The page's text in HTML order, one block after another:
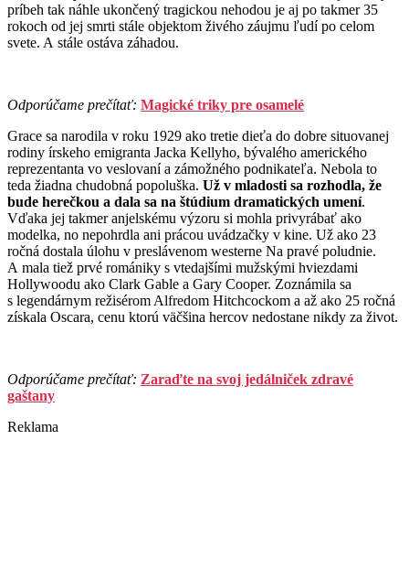
príbeh tak náhle ukončený tragickou nehodou je aj po takmer 35
rokoch od jej smrti stále objektom živého záujmu ľudí po celom
svete. A stále ostáva záhadou.
Odporúčame prečítať: Magické triky pre osamelé
Grace sa narodila v roku 1929 ako tretie dieťa do dobre situovanej
rodiny írskeho emigranta Jacka Kellyho, bývalého amerického
reprezentanta vo veslovaní a zámožného podnikateľa. Nebola to
teda žiadna chudobná popoluška. Už v mladosti sa rozhodla, že
bude herečkou a dala sa na štúdium dramatických umení.
Vďaka jej takmer anjelskému výzoru si mohla privyrábať ako
modelka, no nepohrdla ani prácou uvádzačky v kine. Už ako 23
ročná dostala úlohu v preslávenom westerne Na pravé poludnie.
A mala tiež prvé romániky s vtedajšími mužskými hviezdami
Hollywoodu ako Clark Gable a Gary Cooper. Zoznámila sa
s legendárnym režisérom Alfredom Hitchcockom a až ako 25 ročná
získala Oscara, cenu ktorú väčšina hercov nedostane nikdy za život.
Odporúčame prečítať: Zaraďte na svoj jedálniček zdravé
gaštany
Reklama